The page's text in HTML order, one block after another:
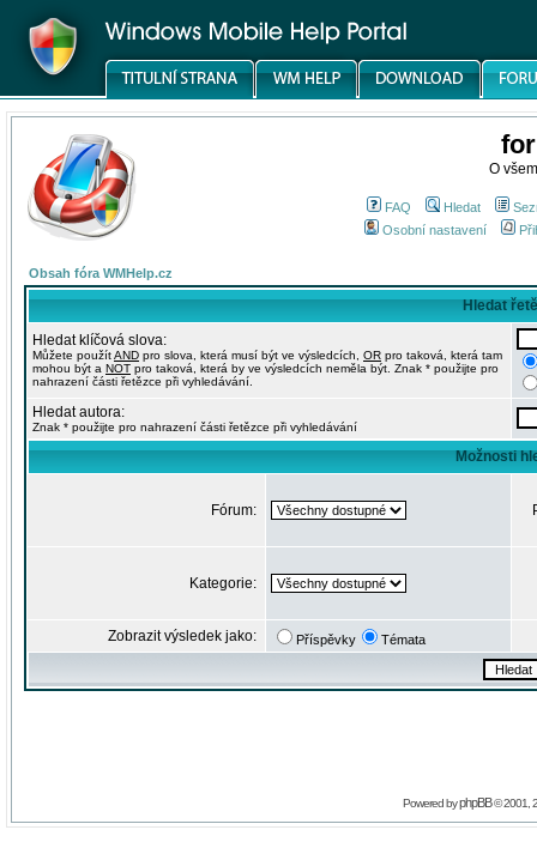
O
FAQ Hledat
Osobní nastavení
Obsah fóra WMHelp.cz
Hledat
Hledat klíčová slova:
Můžete použítAND pro slova, která musí být ve výsledcích, OR pro taková, která tam
mohou být a NOT pro taková, která by ve výsledcích neměla být. Znak * použijte pro
nahrazení části řetězce při vyhledávání.
Hledat autora:
Znak * použijte pro nahrazení části řetězce při vyhledávání
Možnosti
Fórum:
Kategorie:
Zobrazit výsledek jako: Příspěvky Témata
Powered byphpBB© 2001,